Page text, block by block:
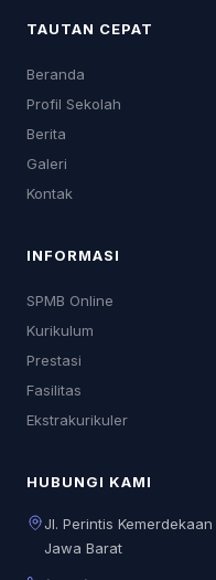
TAUTAN CEPAT
Beranda
Profil Sekolah
Berita
Galeri
Kontak
INFORMASI
SPMB Online
Kurikulum
Prestasi
Fasilitas
Ekstrakurikuler
HUBUNGI KAMI
Jl. Perintis
Jawa Barat